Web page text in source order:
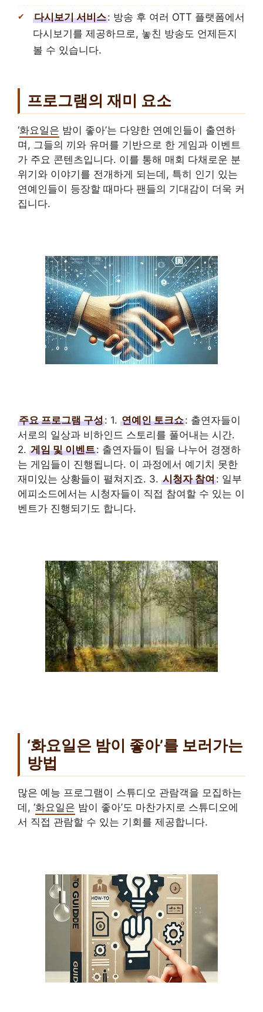
다시보기 서비스: 방송 후 여러 OTT 플랫폼에서
다시보기를 제공하므로, 놓친 방송도 언제든지
볼 수 있습니다.
프로그램의 재미 요소
‘화요일은 밤이 좋아’는 다양한 연예인들이 출연하
며, 그들의 끼와 유머를 기반으로 한 게임과 이벤트
가 주요 콘텐츠입니다. 이를 통해 매회 다채로운 분
위기와 이야기를 전개하게 되는데, 특히 인기 있는
연예인들이 등장할 때마다 팬들의 기대감이 더욱 커
집니다.
주요 프로그램 구성: 1. 연예인 토크쇼: 출연자들이
서로의 일상과 비하인드 스토리를 풀어내는 시간.
2. 게임 및 이벤트: 출연자들이 팀을 나누어 경쟁하
는 게임들이 진행됩니다. 이 과정에서 예기치 못한
재미있는 상황들이 펼쳐지죠. 3. 시청자 참여: 일부
에피소드에서는 시청자들이 직접 참여할 수 있는 이
벤트가 진행되기도 합니다.
‘화요일은 밤이 좋아’를 보러가는
방법
많은 예능 프로그램이 스튜디오 관람객을 모집하는
데, ‘화요일은 밤이 좋아’도 마찬가지로 스튜디오에
서 직접 관람할 수 있는 기회를 제공합니다.